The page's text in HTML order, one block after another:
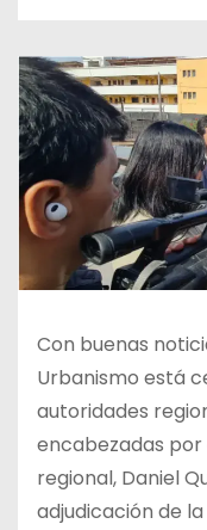
Con buenas
Urbanismo está
autoridades
encabezadas
regional, Daniel
adjudicación de